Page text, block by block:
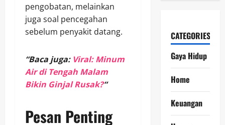
pengobatan, melainkan
juga soal pencegahan
sebelum penyakit datang.
“Baca juga: Viral: Minum
Air di Tengah Malam
Bikin Ginjal Rusak?“
Pesan Penting
CATEGORIES
Gaya Hidup
Home
Keuangan